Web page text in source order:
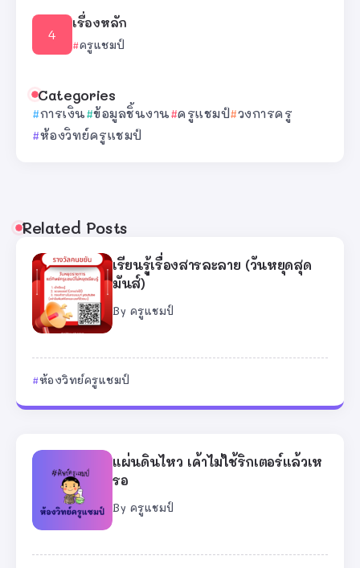
เรื่องหลัก
ครูแชมป์
Categories
การเงิน ข้อมูลชิ้นงาน ครูแชมป์ วงการครู
ห้องวิทย์ครูแชมป์
Related Posts
เรียนรู้เรื่องสารละลาย (วันหยุดสุด
มันส์)
By ครูแชมป์
ห้องวิทย์ครูแชมป์
แผ่นดินไหว เค้าไม่ใช้ริกเตอร์แล้วเห
รอ
By ครูแชมป์